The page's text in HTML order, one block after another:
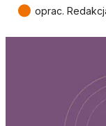
● oprac.